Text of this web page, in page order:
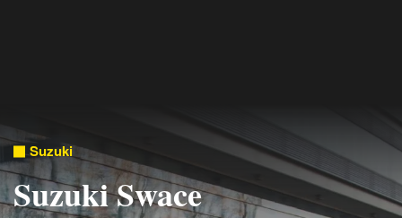
Suzuki
Suzuki Swace